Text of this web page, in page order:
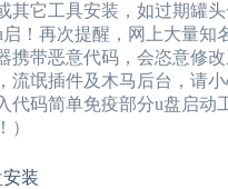
其它工具安装，如过期罐
！再次提醒，网上大量知
携带恶意代码，会恣意修
流氓插件及木马后台，请小
代码简单免疫部分u盘启动
）
装